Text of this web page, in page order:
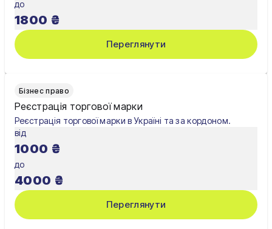
до
1800 ₴
Переглянути
Бізнес право
Реєстрація торгової марки
Реєстрація торгової марки в Україні та за кордоном.
від
1000 ₴
до
4000 ₴
Переглянути